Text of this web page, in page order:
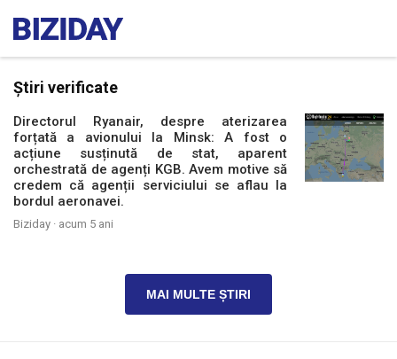
Știri verificate
Directorul Ryanair, despre aterizarea
forțată a avionului la Minsk: A fost o
acțiune susținută de stat, aparent
orchestrată de agenți KGB. Avem motive să
credem că agenții serviciului se aflau la
bordul aeronavei.
Biziday · acum 5 ani
MAI MULTE ȘTIRI